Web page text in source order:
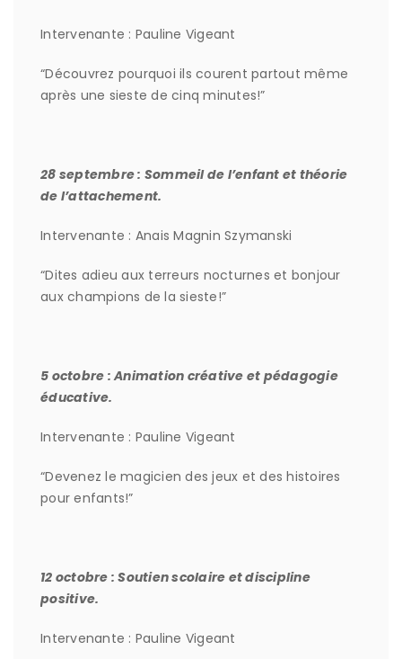
Intervenante : Pauline Vigeant
“Découvrez pourquoi ils courent partout même
après une sieste de cinq minutes!”
28 septembre : Sommeil de l’enfant et théorie
de l’attachement.
Intervenante : Anais Magnin Szymanski
“Dites adieu aux terreurs nocturnes et bonjour
aux champions de la sieste!”
5 octobre : Animation créative et pédagogie
éducative.
Intervenante : Pauline Vigeant
“Devenez le magicien des jeux et des histoires
pour enfants!”
12 octobre : Soutien scolaire et discipline
positive.
Intervenante : Pauline Vigeant